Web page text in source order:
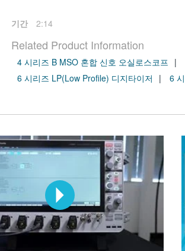
기간 2:14
Related Product Information
4 시리즈 B MSO 혼합 신호 오실로스코프
6 시리즈 LP(Low Profile) 디지타이저
6